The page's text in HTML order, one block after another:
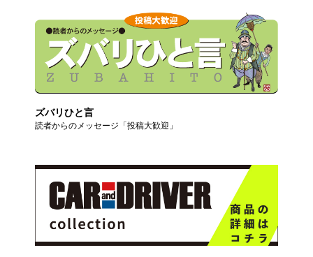
ズバリひと言
読者からのメッセージ「投稿大歓迎」